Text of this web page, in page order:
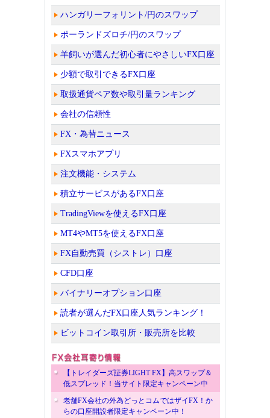
ハンガリーフォリント/円のスワップ
ポーランドズロチ/円のスワップ
羊飼いが選んだ初心者にやさしいFX口座
少額で取引できるFX口座
取扱通貨ペア数や取引量ランキング
会社の信頼性
FX・為替ニュース
FXスマホアプリ
注文機能・システム
積立サービスがあるFX口座
TradingViewを使えるFX口座
MT4やMT5を使えるFX口座
FX自動売買（シストレ）口座
CFD口座
バイナリーオプション口座
読者が選んだFX口座人気ランキング！
ビットコイン取引所・販売所を比較
【トレイダーズ証券LIGHT FX】高スワップ＆
低スプレッド！当サイト限定キャンペーン中
老舗FX会社の外為どっとコムではザイFX！か
らの口座開設者限定キャンペーン中！